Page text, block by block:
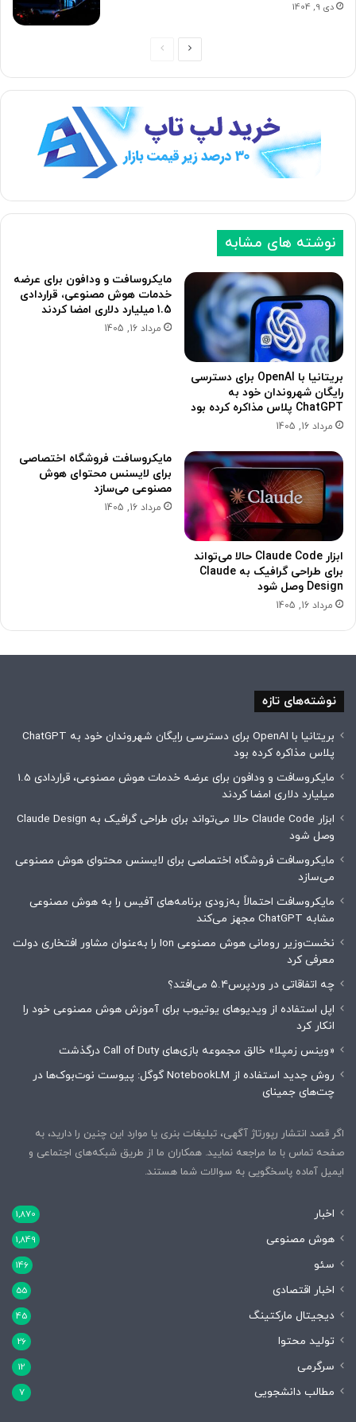
دی 9, 1404
ح
ق
ب
ی
ح
ه
ع
ی
نوشته های مشابه
بریتانیا با OpenAI برای دسترسی
رایگان شهروندان خود به
ChatGPT پلاس مذاکره کرده بود
مرداد 16, 1405
مایکروسافت و ودافون برای عرضه
خدمات هوش مصنوعی، قراردادی
1.5 میلیارد دلاری امضا کردند
مرداد 16, 1405
ابزار Claude Code حالا می‌تواند
برای طراحی گرافیک به Claude
Design وصل شود
مرداد 16, 1405
مایکروسافت فروشگاه اختصاصی
برای لایسنس محتوای هوش
مصنوعی می‌سازد
مرداد 16, 1405
نوشته‌های تازه
بریتانیا با OpenAI برای دسترسی رایگان شهروندان خود به ChatGPT
پلاس مذاکره کرده بود
مایکروسافت و ودافون برای عرضه خدمات هوش مصنوعی، قراردادی 1.5
میلیارد دلاری امضا کردند
ابزار Claude Code حالا می‌تواند برای طراحی گرافیک به Claude Design
وصل شود
مایکروسافت فروشگاه اختصاصی برای لایسنس محتوای هوش مصنوعی
می‌سازد
مایکروسافت احتمالاً به‌زودی برنامه‌های آفیس را به هوش مصنوعی
مشابه ChatGPT مجهز می‌کند
نخست‌وزیر رومانی هوش مصنوعی Ion را به‌عنوان مشاور افتخاری دولت
معرفی کرد
چه اتفاقاتی در وردپرس۵.۴ می‌افتد؟
اپل استفاده از ویدیوهای یوتیوب برای آموزش هوش مصنوعی خود را
انکار کرد
«وینس زمپلا» خالق مجموعه بازی‌های Call of Duty درگذشت
روش جدید استفاده از NotebookLM گوگل: پیوست نوت‌بوک‌ها در
چت‌های جمینای
اگر قصد انتشار رپورتاژ آگهی، تبلیغات بنری یا موارد این چنین را دارید، به
صفحه تماس با ما مراجعه نمایید. همکاران ما از طریق شبکه‌های اجتماعی و
ایمیل آماده پاسخگویی به سوالات شما هستند.
اخبار 1,870
هوش مصنوعی 1,849
سئو 146
اخبار اقتصادی 55
دیجیتال مارکتینگ 45
تولید محتوا 26
سرگرمی 12
مطالب دانشجویی 7